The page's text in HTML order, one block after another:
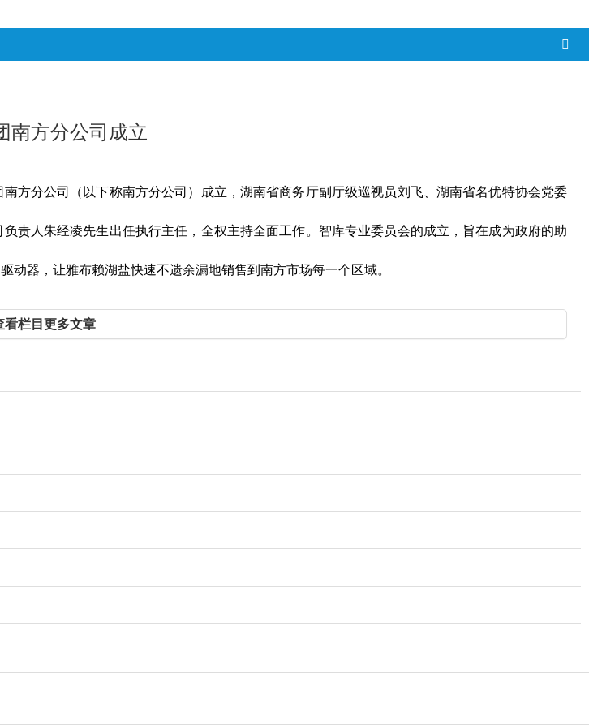
南方分公司成立
方分公司（以下称南方分公司）成立，湖南省商务厅副厅级巡视员刘飞、湖南省名优特协会党委
责人朱经凌先生出任执行主任，全权主持全面工作。智库专业委员会的成立，旨在成为政府的助
器，让雅布赖湖盐快速不遗余漏地销售到南方市场每一个区域。
看栏目更多文章